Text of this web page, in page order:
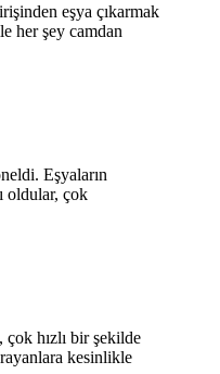
eşya çıkarmak
her şey camdan
Eşyaların
oldular, çok
çok hızlı bir şekilde
kesinlikle